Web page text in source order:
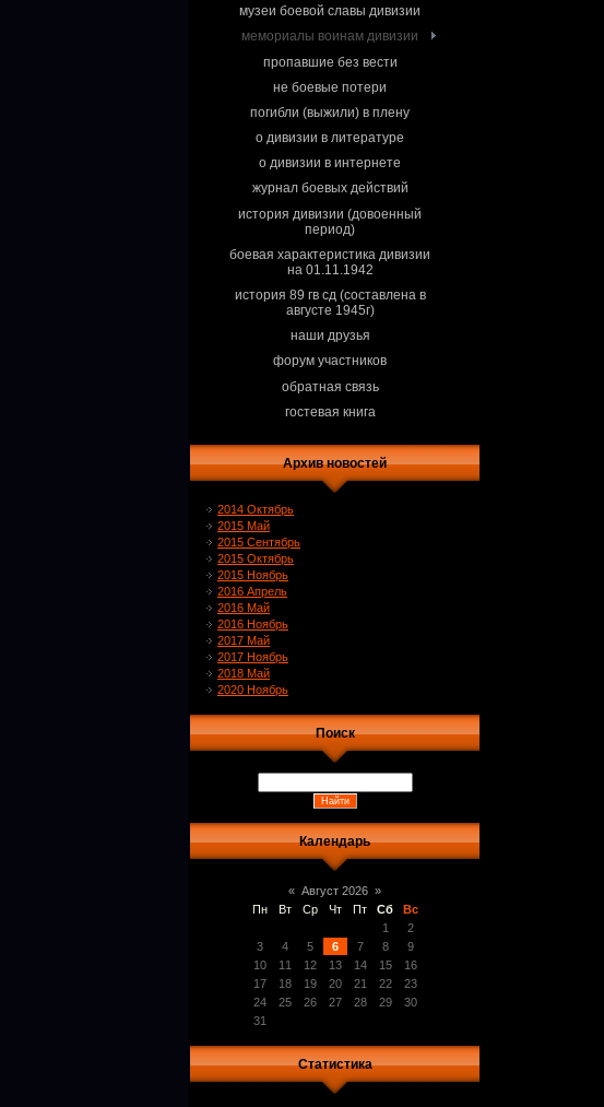
музеи боевой славы дивизии
мемориалы воинам дивизии
пропавшие без вести
не боевые потери
погибли (выжили) в плену
о дивизии в литературе
о дивизии в интернете
журнал боевых действий
история дивизии (довоенный
период)
боевая характеристика дивизии
на 01.11.1942
история 89 гв сд (составлена в
августе 1945г)
наши друзья
форум участников
обратная связь
гостевая книга
Архив новостей
2014 Октябрь
2015 Май
2015 Сентябрь
2015 Октябрь
2015 Ноябрь
2016 Апрель
2016 Май
2016 Ноябрь
2017 Май
2017 Ноябрь
2018 Май
2020 Ноябрь
Поиск
Календарь
« Август 2026 »
Пн
Вт Ср Чт Пт Сб
Вс
1
2
3
4 5 6 7 8
9
10
11 12 13 14 15
16
17
18 19 20 21 22
23
24
25 26 27 28 29
30
31
Статистика